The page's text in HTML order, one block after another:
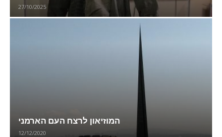
27/10/2025
המוזיאון לרצח העם הארמני
12/12/2020